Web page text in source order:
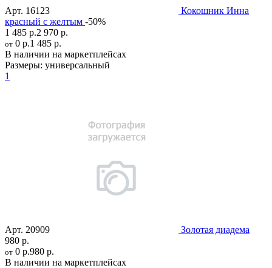
Арт. 16123
Кокошник Инна
красный с желтым -50%
1 485 р.2 970 р.
от 0 р.1 485 р.
В наличии на маркетплейсах
Размеры: универсальный
1
Арт. 20909
Золотая диадема
980 р.
от 0 р.980 р.
В наличии на маркетплейсах